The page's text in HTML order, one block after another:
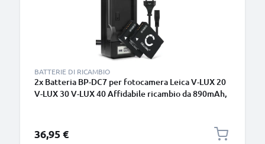
BATTERIE DI RICAMBIO
2x Batteria BP-DC7 per fotocamera Leica V-LUX 20
V-LUX 30 V-LUX 40 Affidabile ricambio da 890mAh,
36,95 €